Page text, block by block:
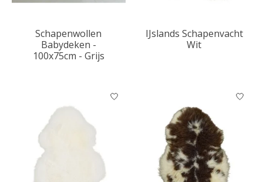
Schapenwollen
Babydeken -
100x75cm - Grijs
IJslands Schapenvacht
Wit